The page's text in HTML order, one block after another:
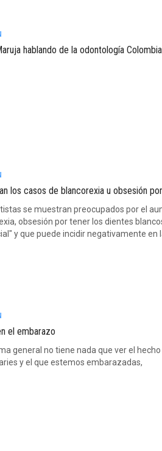
hablando de la odontología
los casos de blancorexia u obsesión
se muestran preocupados por el
obsesión por tener los dientes
y que puede incidir negativamente en
el embarazo
general no tiene nada que ver el
y el que estemos embarazadas,